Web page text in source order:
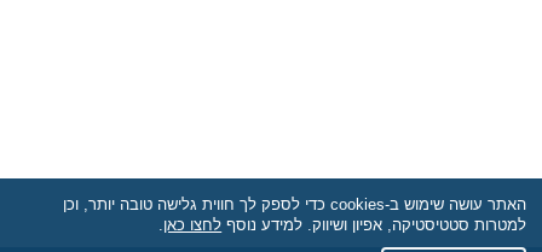
האתר עושה שימוש ב-cookies כדי לספק לך חווית גלישה טובה יותר, וכן
למטרות סטטיסטיקה, אפיון ושיווק. למידע נוסף לחצו כאן.